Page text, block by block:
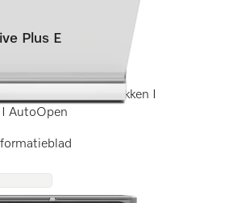
Plus E
5
I ExtraComfort rekken I
AutoOpen
Energielabel